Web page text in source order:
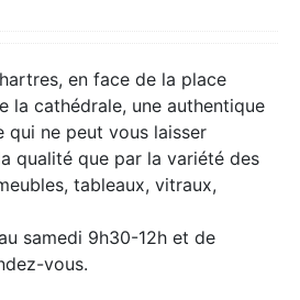
en face de la place
la cathédrale, une authentique
qui ne peut vous laisser
qualité que par la variété des
tableaux, vitraux,
samedi 9h30-12h et de
vous.